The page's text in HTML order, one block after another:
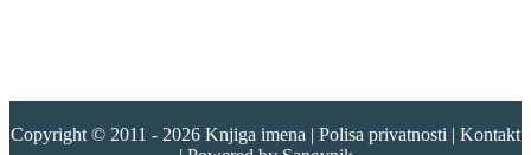
Copyright © 2011 - 2026 Knjiga imena | Polisa privatnosti | Kontakt